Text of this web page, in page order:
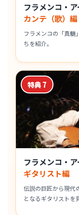
フラメンコ・
カンテ（歌）編
フラメンコの「真髄
ちを紹介。
特典 7
フラメンコ・
ギタリスト編
伝説の巨匠から現代
となるギタリストを